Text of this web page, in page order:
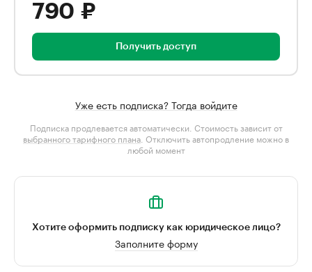
790 ₽
Получить доступ
Уже есть подписка? Тогда войдите
Подписка продлевается автоматически. Стоимость зависит от
выбранного тарифного плана . Отключить автопродление можно в
любой момент
Хотите оформить подписку как юридическое лицо?
Заполните форму